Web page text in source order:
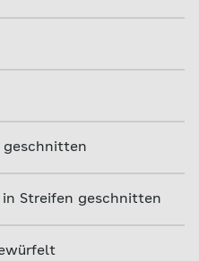
geschnitten
in Streifen geschnitten